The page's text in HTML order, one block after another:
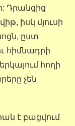
Դրանցից
իսկ մյուսի
ըստ
հիմնադրի
հողի
չեն
է բացվում